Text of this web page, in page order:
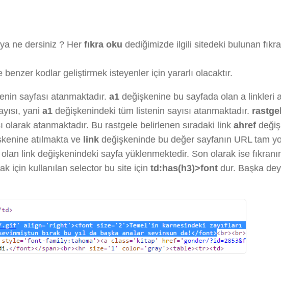
ne dersiniz ? Her fıkra oku dediğimizde ilgili sitedeki bulunan
benzer kodlar geliştirmek isteyenler için yararlı olacaktır.
sayfası atanmaktadır. a1 değişkenine bu sayfada olan a linkleri
yani a1 değişkenindeki tüm listenin sayısı atanmaktadır.
atanmaktadır. Bu rastgele belirlenen sıradaki link ahref
atılmakta ve link değişkeninde bu değer sayfanın URL tam
link değişkenindeki sayfa yüklenmektedir. Son olarak ise
için kullanılan selector bu site için td:has(h3)>font dur. Başka